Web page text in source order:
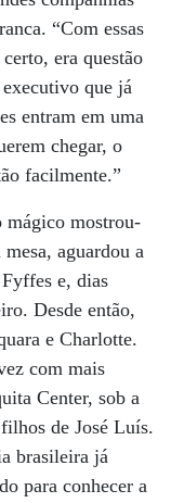
“Com essas
era questão
que já
entram em uma
chegar, o
facilmente.”
mágico mostrou-
aguardou a
e, dias
Desde então,
e Charlotte.
com mais
Center, sob a
de José Luís.
brasileira já
para conhecer a